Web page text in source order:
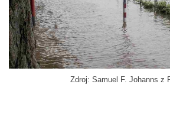
Zdroj: Samuel F. Johanns z